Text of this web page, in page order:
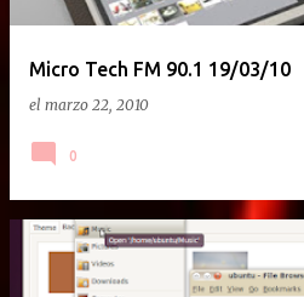
Micro Tech FM 90.1 19/03/10
el marzo 22, 2010
0